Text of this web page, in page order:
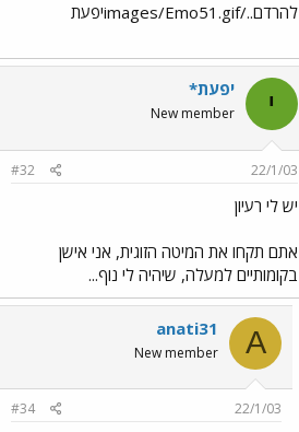
להרדם../images/Emo51.gifיפעת
י יפעת*
New member
22/1/03
#32
יש לי רעיון
אתם תקחו את המיטה הזוגית, אני אישן
בקומותיים למעלה, שיהיה לי נוף...
A
anati31
New member
22/1/03
#34